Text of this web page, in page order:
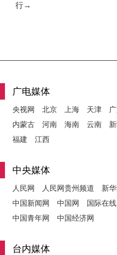
行→
广电媒体
央视网 北京 上海 天津
内蒙古
河南 海南 云南
福建
江西
中央媒体
人民网 人民网贵州频道 新
中国新闻网
中国网 国际在线
中国青年网
中国经济网
台内媒体